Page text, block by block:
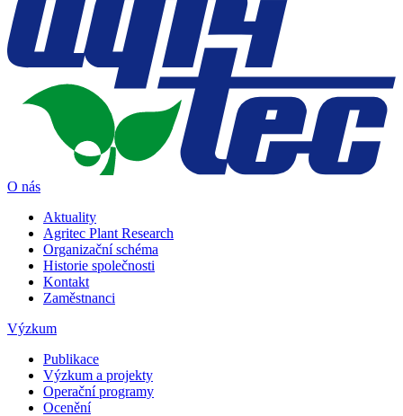
O nás
Aktuality
Agritec Plant Research
Organizační schéma
Historie společnosti
Kontakt
Zaměstnanci
Výzkum
Publikace
Výzkum a projekty
Operační programy
Ocenění